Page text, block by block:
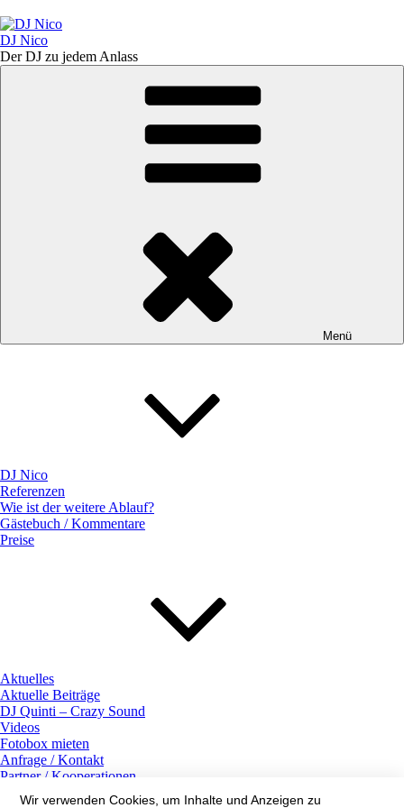
Inhalt
springen
DJ Nico
Der DJ zu jedem Anlass
Menü
DJ Nico
Referenzen
Wie ist der weitere Ablauf?
Gästebuch / Kommentare
Preise
Aktuelles
Aktuelle Beiträge
DJ Quinti – Crazy Sound
Videos
Fotobox mieten
Anfrage / Kontakt
Partner / Kooperationen
GalerieWir verwenden Cookies, um Inhalte und Anzeigen zu